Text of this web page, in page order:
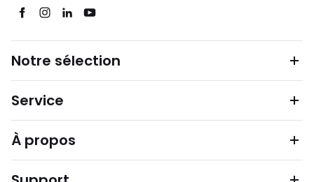
Notre sélection
Service
À propos